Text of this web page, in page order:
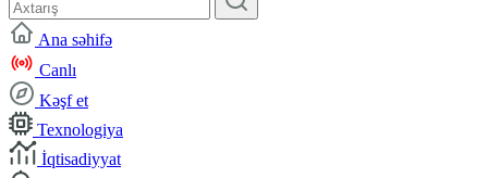
Ana səhifə
Canlı
Kəşf et
Texnologiya
İqtisadiyyat